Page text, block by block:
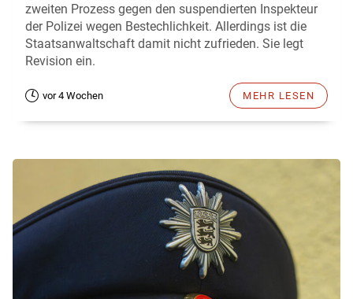
zweiten Prozess gegen den suspendierten Inspekteur
der Polizei wegen Bestechlichkeit. Allerdings ist die
Staatsanwaltschaft damit nicht zufrieden. Sie legt
Revision ein.
vor 4 Wochen MEHR LESEN